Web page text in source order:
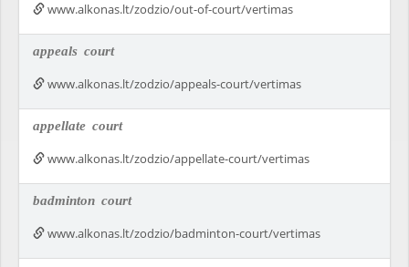
www.alkonas.lt/zodzio/out-of-court/vertimas
appeals court
www.alkonas.lt/zodzio/appeals-court/vertimas
appellate court
www.alkonas.lt/zodzio/appellate-court/vertimas
badminton court
www.alkonas.lt/zodzio/badminton-court/vertimas